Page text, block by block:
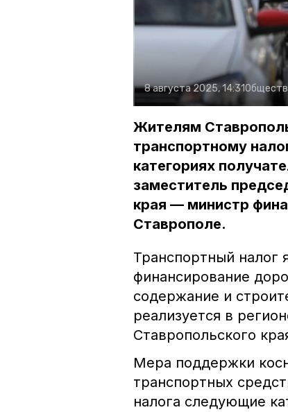
8 августа 2025, 14:31
Жителям
транспортному
категориях
заместитель
края — министр
Ставрополе.
Транспортный налог
финансирование
содержание и
реализуется в
Ставропольского
Мера поддержки
транспортных
налога следующие